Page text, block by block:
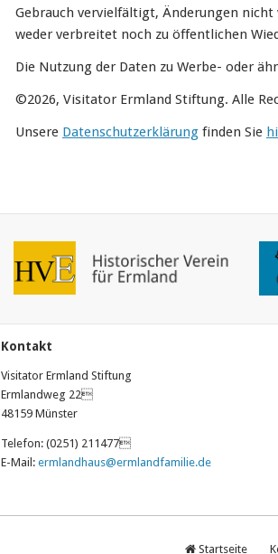
Gebrauch vervielfältigt, Änderungen
weder verbreitet noch zu öffentlichen
Die Nutzung der Daten zu Werbe- oder
©2026, Visitator Ermland Stiftung. Alle
Unsere Datenschutzerklärung finden Sie
Kontakt
Visitator Ermland Stiftung
Ermlandweg 22
48159 Münster
Telefon: (0251) 211477
E-Mail:ermlandhaus@ermlandfamilie.de
Startseite